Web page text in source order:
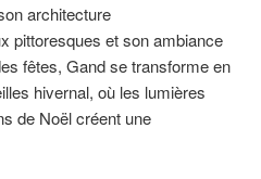
architecture
pittoresques et son ambiance
fêtes, Gand se transforme en
hivernal, où les lumières
de Noël créent une